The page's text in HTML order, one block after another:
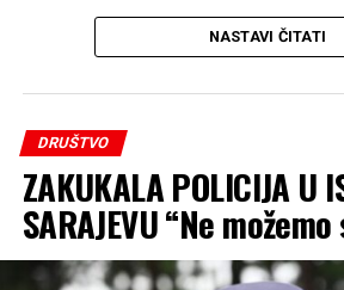
NASTAVI ČITATI
DRUŠTVO
ZAKUKALA POLICIJA U
SARAJEVU “Ne